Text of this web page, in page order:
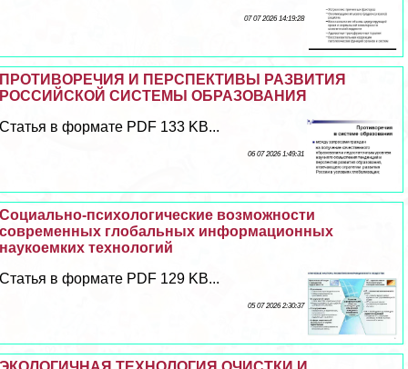
07 07 2026 14:19:28
ПРОТИВОРЕЧИЯ И ПЕРСПЕКТИВЫ РАЗВИТИЯ
РОССИЙСКОЙ СИСТЕМЫ ОБРАЗОВАНИЯ
Статья в формате PDF 133 KB...
06 07 2026 1:49:31
Социально-психологические возможности
современных глобальных информационных
наукоемких технологий
Статья в формате PDF 129 KB...
05 07 2026 2:30:37